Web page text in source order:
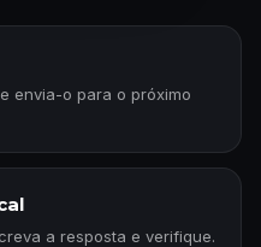
envia-o para o próximo
a resposta e verifique.